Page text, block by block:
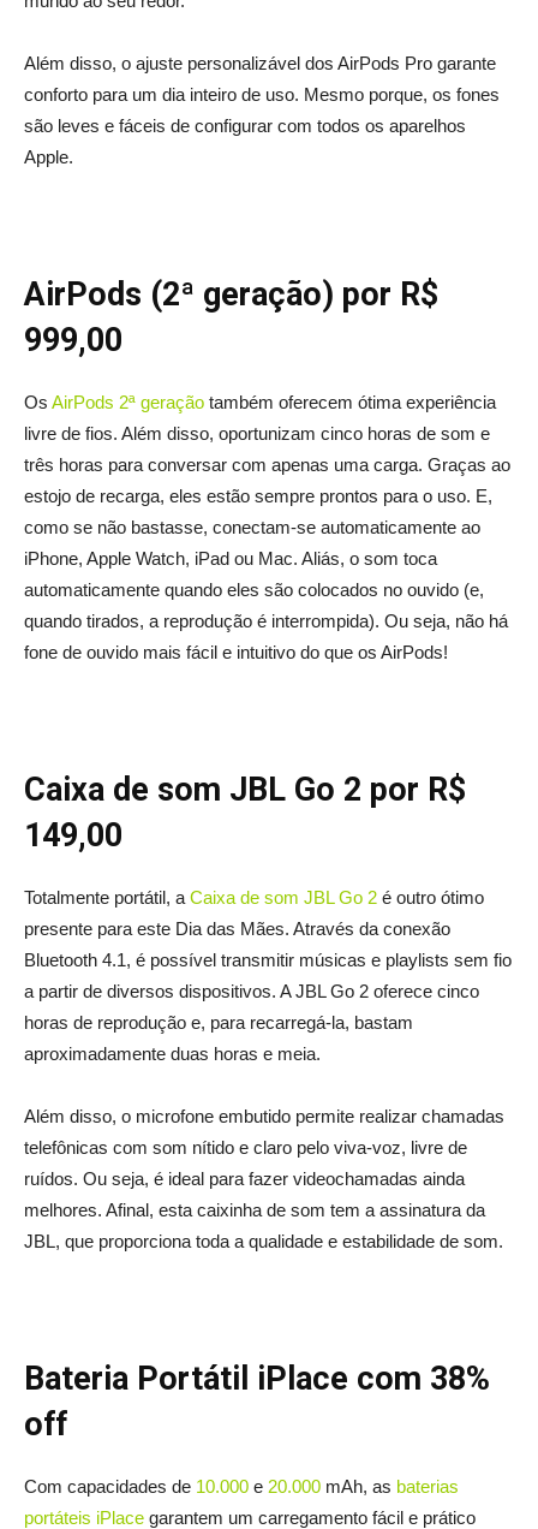
Além disso, o ajuste personalizável dos AirPods Pro garante
conforto para um dia inteiro de uso. Mesmo porque, os fones
são leves e fáceis de configurar com todos os aparelhos
Apple.
AirPods (2ª geração) por R$
999,00
Os AirPods 2ª geração também oferecem ótima experiência
livre de fios. Além disso, oportunizam cinco horas de som e
três horas para conversar com apenas uma carga. Graças ao
estojo de recarga, eles estão sempre prontos para o uso. E,
como se não bastasse, conectam-se automaticamente ao
iPhone, Apple Watch, iPad ou Mac. Aliás, o som toca
automaticamente quando eles são colocados no ouvido (e,
quando tirados, a reprodução é interrompida). Ou seja, não há
fone de ouvido mais fácil e intuitivo do que os AirPods!
Caixa de som JBL Go 2 por R$
149,00
Totalmente portátil, a Caixa de som JBL Go 2 é outro ótimo
presente para este Dia das Mães. Através da conexão
Bluetooth 4.1, é possível transmitir músicas e playlists sem fio
a partir de diversos dispositivos. A JBL Go 2 oferece cinco
horas de reprodução e, para recarregá-la, bastam
aproximadamente duas horas e meia.
Além disso, o microfone embutido permite realizar chamadas
telefônicas com som nítido e claro pelo viva-voz, livre de
ruídos. Ou seja, é ideal para fazer videochamadas ainda
melhores. Afinal, esta caixinha de som tem a assinatura da
JBL, que proporciona toda a qualidade e estabilidade de som.
Bateria Portátil iPlace com 38%
off
Com capacidades de 10.000 e 20.000 mAh, as baterias
portáteis iPlace garantem um carregamento fácil e prático